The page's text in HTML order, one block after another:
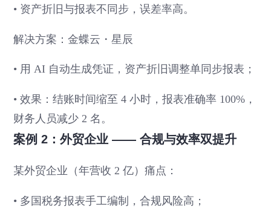
• 资产折旧与报表不同步，误差率高。
解决方案：金蝶云・星辰
• 用 AI 自动生成凭证，资产折旧调整单同步报表；
• 效果：结账时间缩至 4 小时，报表准确率 100%，
财务人员减少 2 名。
案例 2：外贸企业 —— 合规与效率双提升
某外贸企业（年营收 2 亿）痛点：
• 多国税务报表手工编制，合规风险高；